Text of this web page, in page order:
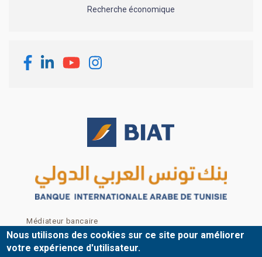
Recherche économique
Footer menu
Nous contacter
Mentions légales
Médiateur bancaire
Nous utilisons des cookies sur ce site pour améliorer
votre expérience d'utilisateur.